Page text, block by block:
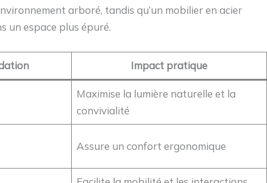
arboré, tandis qu’un mobilier en acier
un espace plus épuré.
Impact pratique
Maximise la lumière naturelle et la
convivialité
Assure un confort ergonomique